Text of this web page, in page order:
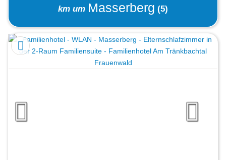
km um Masserberg (5)